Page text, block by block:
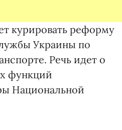
курировать реформу
Украины по
Речь идет о
функций
Национальной